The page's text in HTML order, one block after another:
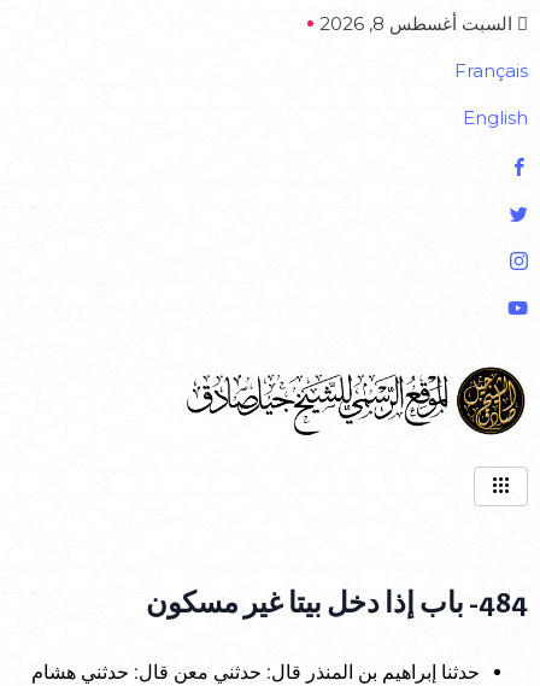
السبت أغسطس 8, 2026
Français
English
484- باب إذا دخل بيتا غير مسكون
حدثنا إبراهيم بن المنذر قال: حدثني معن قال: حدثني هشام